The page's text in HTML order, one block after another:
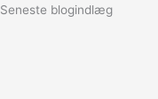
Seneste blogindlæg